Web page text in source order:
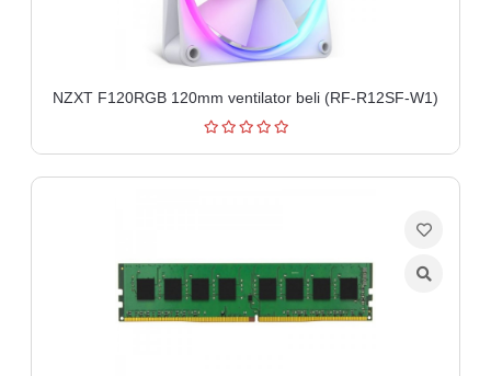
NZXT F120RGB 120mm ventilator beli (RF-R12SF-W1)